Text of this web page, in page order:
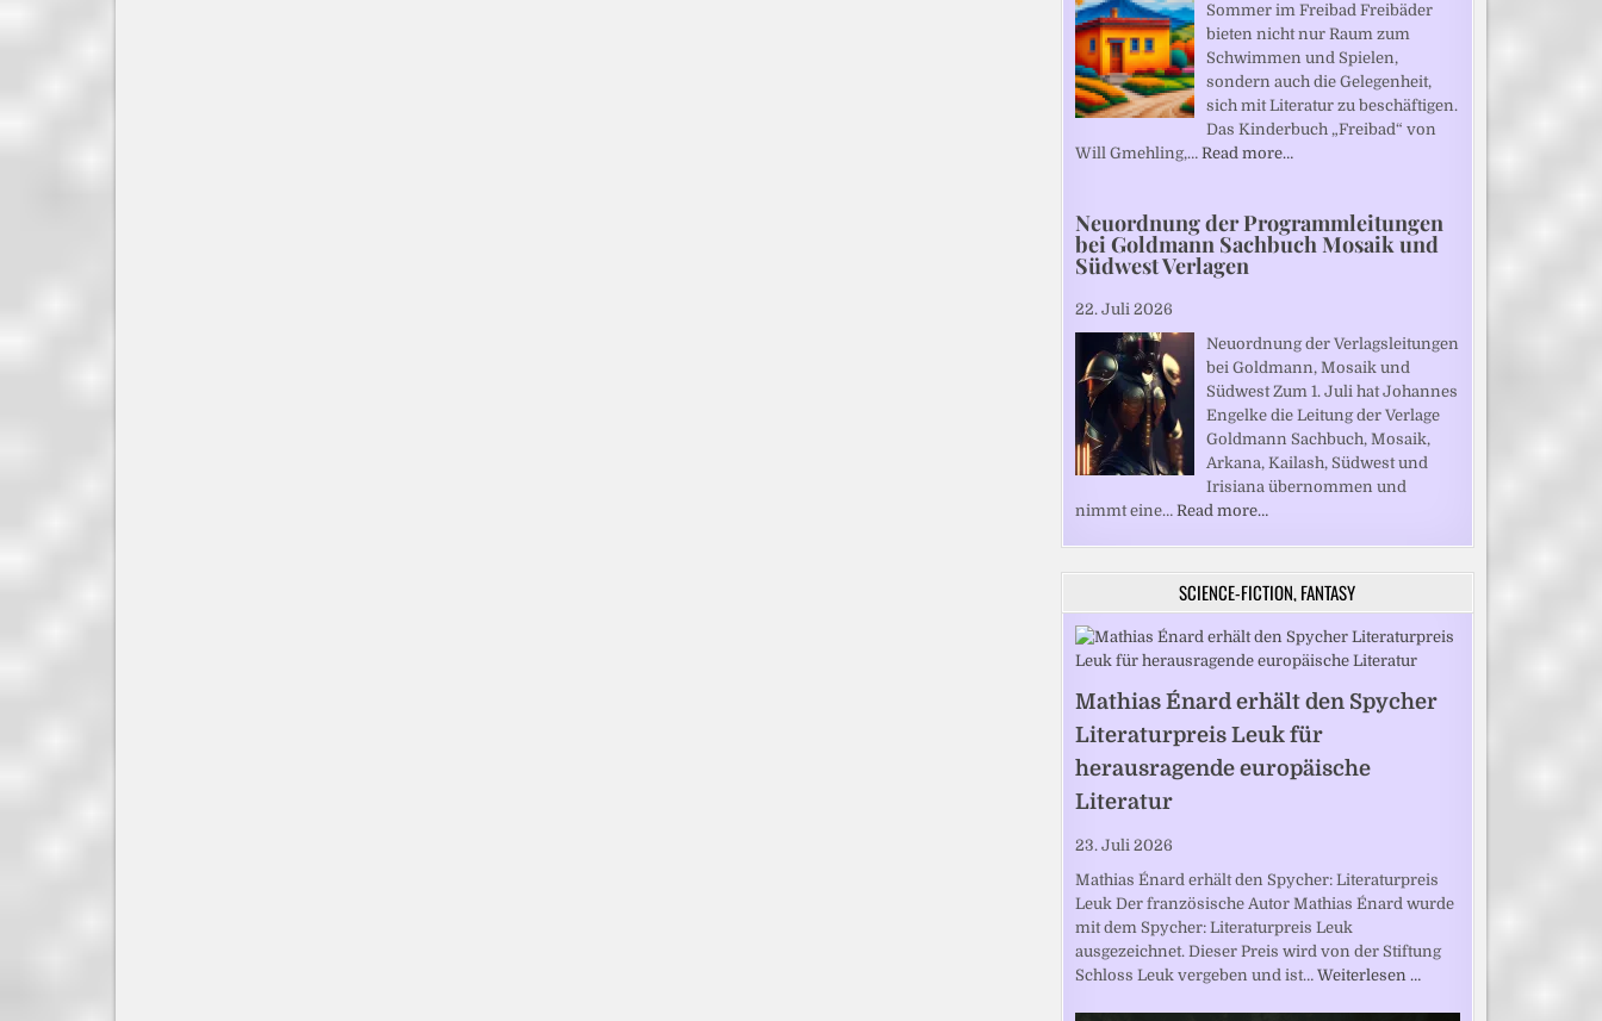
Sommer im Freibad Freibäder
bieten nicht nur Raum zum
Schwimmen und Spielen,
sondern auch die Gelegenheit,
sich mit Literatur zu beschäftigen.
Das Kinderbuch „Freibad“ von
Will Gmehling,… Read more…
Neuordnung der Programmleitungen
bei Goldmann Sachbuch Mosaik und
Südwest Verlagen
22. Juli 2026
Neuordnung der Verlagsleitungen
bei Goldmann, Mosaik und
Südwest Zum 1. Juli hat Johannes
Engelke die Leitung der Verlage
Goldmann Sachbuch, Mosaik,
Arkana, Kailash, Südwest und
Irisiana übernommen und
nimmt eine… Read more…
SCIENCE-FICTION, FANTASY
Mathias Énard erhält den Spycher
Literaturpreis Leuk für
herausragende europäische
Literatur
23. Juli 2026
Mathias Énard erhält den Spycher: Literaturpreis
Leuk Der französische Autor Mathias Énard wurde
mit dem Spycher: Literaturpreis Leuk
ausgezeichnet. Dieser Preis wird von der Stiftung
Schloss Leuk vergeben und ist… Weiterlesen …